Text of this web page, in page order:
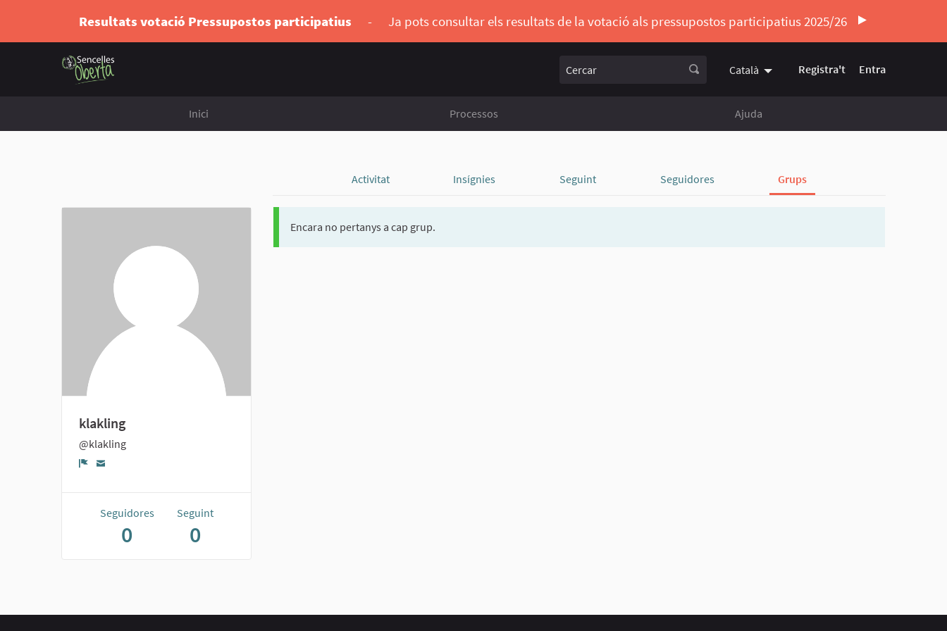
Resultats votació Pressupostos participatius - Ja pots consultar els resultats de la votació als pressupostos participatius 2025/26
Català Triar la llengua Elegir el idioma
Registra't Entra
Inici Processos Ajuda
Activitat Insígnies Seguint Seguidores Grups
klakling
@klakling
Seguidores
0
Seguint
0
Encara no pertanys a cap grup.